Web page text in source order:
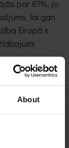
About
par 87%, jo
lai gan
Eiropā ir
par 142%
ar